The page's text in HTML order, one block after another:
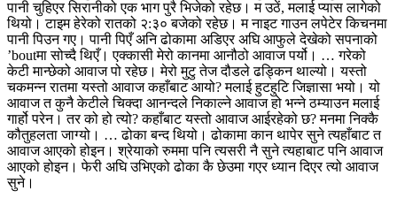
पानी चुहिएर सिरानीको एक भाग पुरै भिजेको रहेछ। म उठें, मलाई प्यास लागेको
थियो। टाइम हेरेको रातको २:३० बजेको रहेछ। म नाइट गाउन लपेटेर किचनमा
पानी पिउन गए। पानी पिएँ अनि ढोकामा अडिएर अघि आफुले देखेको सपनाको
’boutमा सोच्दै थिएँ। एक्कासी मेरो कानमा आनौठो आवाज पर्यो। … गरेको
केटी मान्छेको आवाज पो रहेछ। मेरो मुटु तेज दौडले ढड्किन थाल्यो। यस्तो
चकमन्न रातमा यस्तो आवाज कहाँबाट आयो? मलाई हुटहुटि जिज्ञासा भयो। यो
आवाज त कुनै केटीले चिक्दा आनन्दले निकाल्ने आवाज हो भन्ने ठम्याउन मलाई
गार्हो परेन। तर को हो त्यो? कहाँबाट यस्तो आवाज आईरहेको छ? मनमा निक्कै
कौतुहलता जाग्यो। … ढोका बन्द थियो। ढोकामा कान थापेर सुने त्यहाँबाट त
आवाज आएको होइन। श्रेयाको रुममा पनि त्यसरी नै सुने त्यहाबाट पनि आवाज
आएको होइन। फेरी अघि उभिएको ढोका कै छेउमा गएर ध्यान दिएर त्यो आवाज
सुने।